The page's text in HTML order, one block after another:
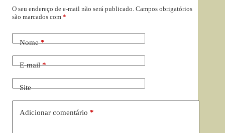
O seu endereço de e-mail não será publicado. Campos obrigatórios
são marcados com *
Nome*
E-mail*
Site
Adicionar comentário *